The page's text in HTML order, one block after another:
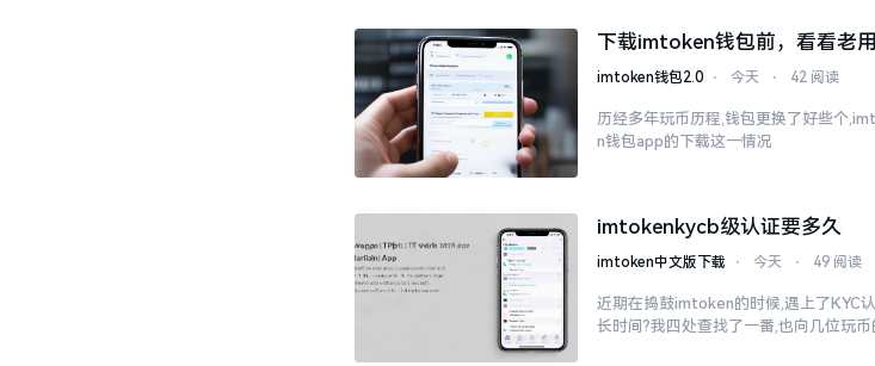
下载imtoken钱包前，看看老
imtoken钱包2.0 ⋅ 今天 ⋅ 42 阅读
历经多年玩币历程,钱包更换了好些个
n钱包app的下载这一情况
imtokenkycb级认证要多久
imtoken中文版下载 ⋅ 今天 ⋅ 49 阅读
近期在捣鼓imtoken的时候,遇上了KYC
长时间?我四处查找了一番,也向几位玩